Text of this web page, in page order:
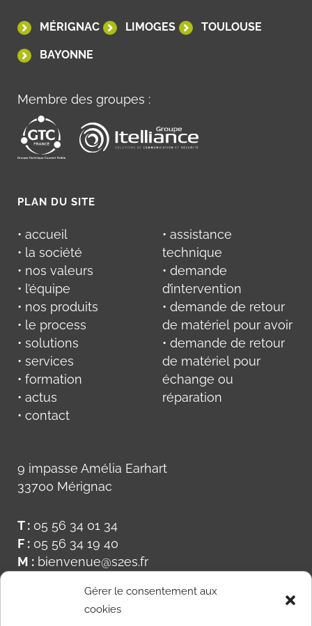
Gérer le consentement aux
cookies
MÉRIGNAC LIMOGES TOULOUSE
BAYONNE
Membre des groupes :
PLAN DU SITE
• accueil
• la société
• nos valeurs
• l’équipe
• nos produits
• le process
• solutions
• services
• formation
• actus
• contact
• assistance
technique
• demande
d’intervention
• demande de retour
de matériel pour avoir
• demande de retour
de matériel pour
échange ou
réparation
9 impasse Amélia Earhart
33700 Mérignac
T : 05 56 34 01 34
F : 05 56 34 19 40
M : bienvenue@s2es.fr